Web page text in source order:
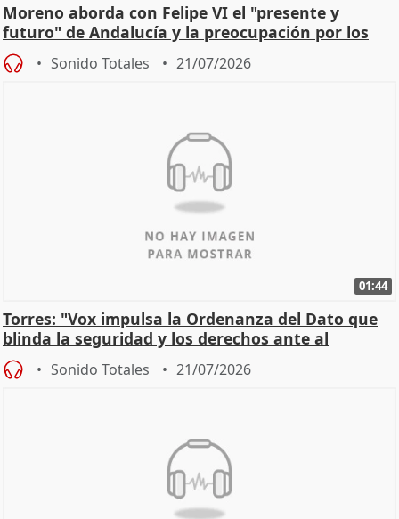
Moreno aborda con Felipe VI el "presente y
futuro" de Andalucía y la preocupación por los
incendios
Sonido Totales 21/07/2026
01:44
Torres: "Vox impulsa la Ordenanza del Dato que
blinda la seguridad y los derechos ante al
control"
Sonido Totales 21/07/2026